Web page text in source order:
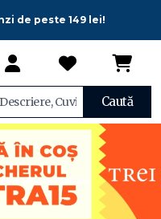
de peste 149 lei!
Caută